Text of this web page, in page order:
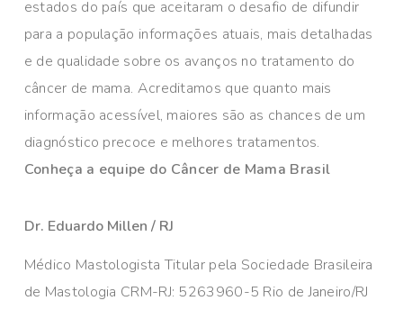
estados do país que aceitaram o desafio de difundir
para a população informações atuais, mais detalhadas
e de qualidade sobre os avanços no tratamento do
câncer de mama. Acreditamos que quanto mais
informação acessível, maiores são as chances de um
diagnóstico precoce e melhores tratamentos.
Conheça a equipe do Câncer de Mama Brasil
Dr. Eduardo Millen / RJ
Médico Mastologista Titular pela Sociedade Brasileira
de Mastologia CRM-RJ: 5263960-5 Rio de Janeiro/RJ